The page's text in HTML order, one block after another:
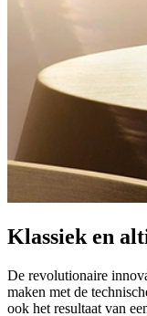
Klassiek en
De revolutionaire
maken met de
ook het resultaat van